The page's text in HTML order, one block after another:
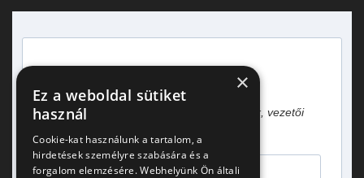
Gyakorlati tapasztalatok, esettanulmányok, vezetői
×
Ez a weboldal sütiket
használ
Cookie-kat használunk a tartalom, a
hirdetések személyre szabására és a
forgalom elemzésére. Webhelyünk Ön általi